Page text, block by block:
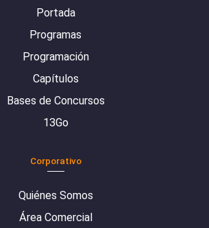
Portada
Programas
Programación
Capítulos
Bases de Concursos
13Go
Corporativo
Quiénes Somos
Área Comercial